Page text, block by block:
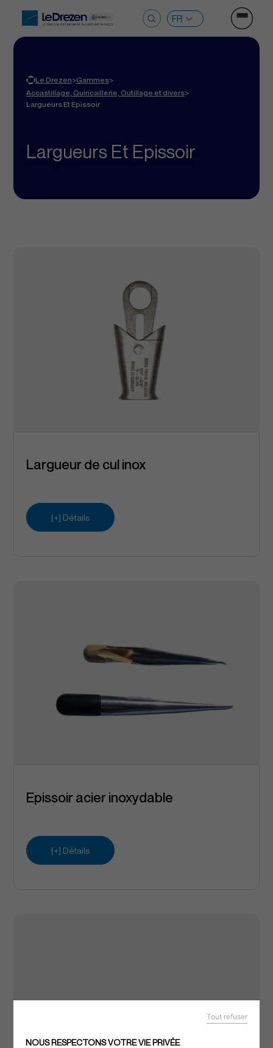
NOUS RESPECTONS VOTRE VIE PRIVÉE
Tout refuser
Ouvrir
Le Drezen>Gammes>
Accastillage, Quincaillerie, Outillage et divers>
Largueurs Et Epissoir
Largueurs Et Epissoir
Largueur de cul inox
[+] Détails
Epissoir acier inoxydable
[+] Détails